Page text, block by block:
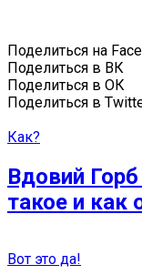
Поделиться на
Поделиться в ВК
Поделиться в ОК
Поделиться в
Как?
Вдовий
такое и как
Вот это да!